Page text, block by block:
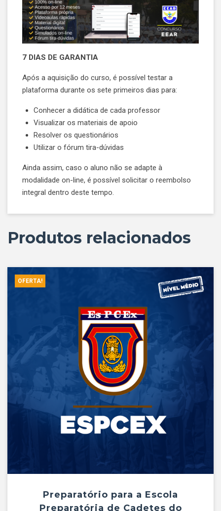
7 DIAS DE GARANTIA
Após a aquisição do curso, é possível testar a
plataforma durante os sete primeiros dias para:
Conhecer a didática de cada professor
Visualizar os materiais de apoio
Resolver os questionários
Utilizar o fórum tira-dúvidas
Ainda assim, caso o aluno não se adapte à
modalidade on-line, é possível solicitar o reembolso
integral dentro deste tempo.
Produtos relacionados
OFERTA!
Preparatório para a Escola
Preparatória de Cadetes do